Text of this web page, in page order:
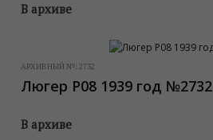
В архиве
АРХИВНЫЙ №: 2732
Люгер Р08 1939 год №2732
В архиве